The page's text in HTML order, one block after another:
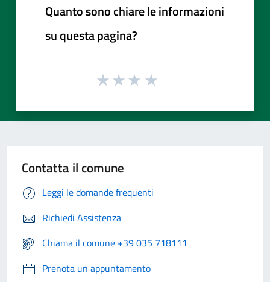
Quanto sono chiare le informazioni
su questa pagina?
Contatta il comune
Leggi le domande frequenti
Richiedi Assistenza
Chiama il comune +39 035 718111
Prenota un appuntamento